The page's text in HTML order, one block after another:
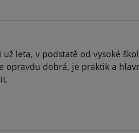
leta, v podstatě od vysoké
opravdu dobrá, je praktik a
Martina Hýrková